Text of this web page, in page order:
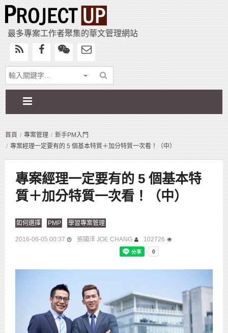
最多專案工作者聚集的華文管理網站
首頁 專案管理
新手PM入門
專案經理一定要有的 5 個基本特質＋加分特質一次看！（中）
專案經理一定要有的 5 個基本特
質＋加分特質一次看！（中）
如何選擇 PMP 學習專案管理
2016-06-05 00:37 張國洋 JOE CHANG 102726